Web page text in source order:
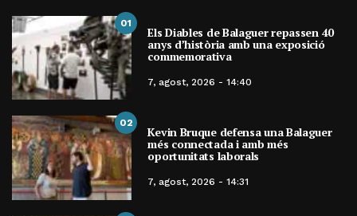
01
Els Diables de Balaguer repassen 40
anys d’història amb una exposició
commemorativa
7, agost, 2026 - 14:40
02
Kevin Bruque defensa una Balaguer
més connectada i amb més
oportunitats laborals
7, agost, 2026 - 14:31